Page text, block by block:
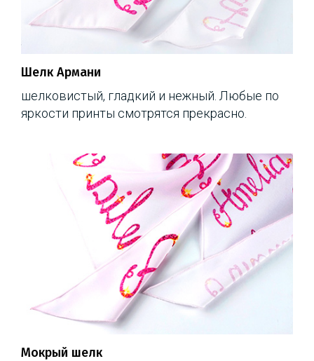
Шелк Армани
шелковистый, гладкий и нежный. Любые по
яркости принты смотрятся прекрасно.
Мокрый шелк